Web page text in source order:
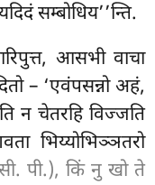
सम्बोधिय’’न्ति.
आसभी वाचा
– ‘एवंपसन्नो अहं,
न चेतरहि विज्जति
भिय्योभिञ्ञतरो
पी.), किं नु खो ते